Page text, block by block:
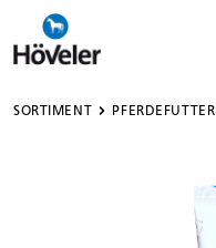
springen
SORTIMENT PFERDEFUTTER